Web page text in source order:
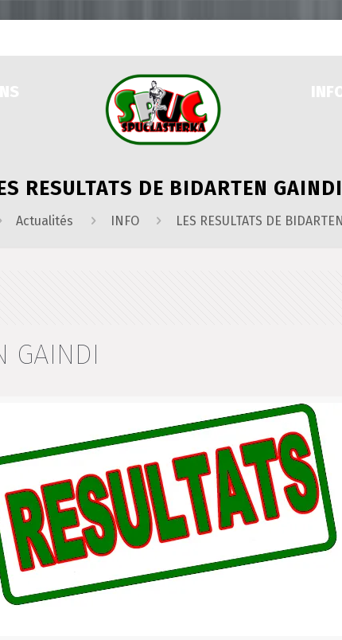
RESULTATS DE BIDARTEN GAINDI
Actualités INFO LES RESULTATS DE
GAINDI